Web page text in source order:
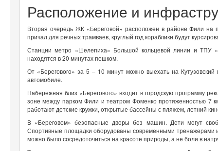
Расположение и
Вторая очередь ЖК «Береговой» расположен в районе Фили на
причал для речных трамваев, круглый год кораблики будут
Станции метро «Шелепиха» Большой кольцевой линии и
находятся в 20 минутах пешком.
От «Берегового» за 5 – 10 минут можно выехать на
автомобиле.
Набережная близ «Берегового» входит в городскую программу
зоне между парком Фили и театром Фоменко протяженностью 7
работают детские кружки, открытые бассейны с пляжем, летний
В «Береговом» безопасные дворы без машин. Дети могут
Спортивные площадки оборудованы современными тренажерами
можно было сосредоточиться на красоте природы, а не боли в